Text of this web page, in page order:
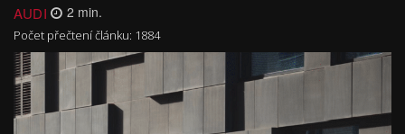
AUDI 2 min.
Počet přečtení článku: 1884